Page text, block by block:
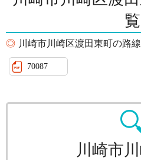
覧
川崎市川崎区渡田東町の路
70087
川崎市